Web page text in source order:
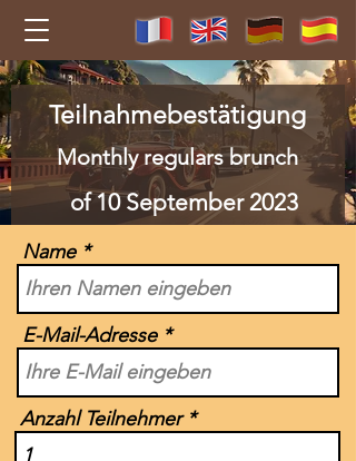
Teilnahmebestätigung
Monthly regulars brunch
of 10 September 2023
Name
E-Mail-Adresse
Anzahl Teilnehmer